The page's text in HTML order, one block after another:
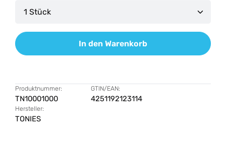
Produkt Anzahl: Gib den gewünschten Wert
In den Warenkorb
Produktnummer:
TN10001000
GTIN/EAN:
4251192123114
Hersteller:
TONIES